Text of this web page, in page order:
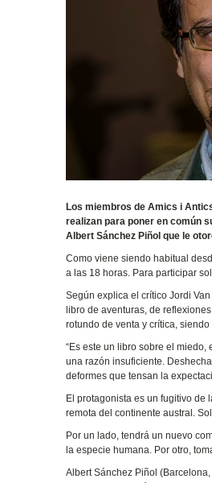
Los miembros de Amics i
realizan para poner en común
Albert Sánchez Piñol que le
Como viene siendo habitual
a las 18 horas. Para participar
Según explica el crítico Jordi
libro de aventuras, de
rotundo de venta y crítica,
“Es este un libro sobre el
una razón insuficiente.
deformes que tensan la
El protagonista es un fugitivo
remota del continente austral.
Por un lado, tendrá un nuevo
la especie humana. Por otro,
Albert Sánchez Piñol